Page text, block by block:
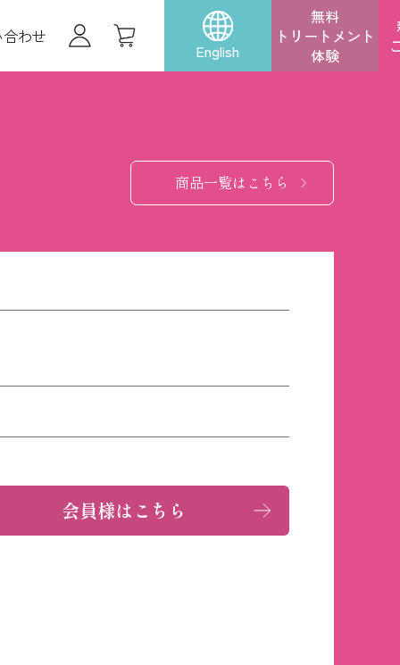
わせ
English
無料
トリートメント
体験
商品一覧はこちら
会員様はこちら